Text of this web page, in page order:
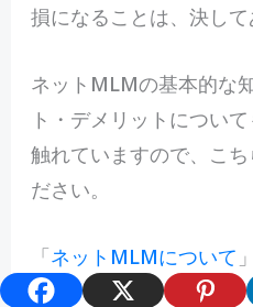
損になることは、決して
ネットMLMの基本的な
ト・デメリットについて
触れていますので、こ
ださい。
「ネットMLMについて 」